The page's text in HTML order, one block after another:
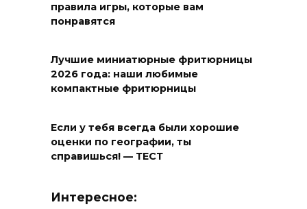
правила игры, которые вам
понравятся
Лучшие миниатюрные фритюрницы
2026 года: наши любимые
компактные фритюрницы
Если у тебя всегда были хорошие
оценки по географии, ты
справишься! — ТЕСТ
Интересное: